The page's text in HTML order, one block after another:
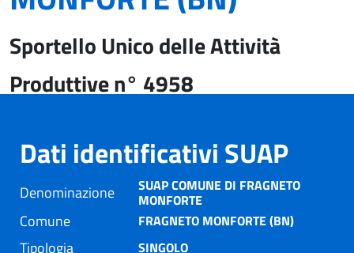
Sportello Unico delle Attività
Produttive n° 4958
Dati identificativi SUAP
Denominazione SUAP COMUNE DI FRAGNETO
MONFORTE
Comune FRAGNETO MONFORTE (BN)
Tipologia SINGOLO